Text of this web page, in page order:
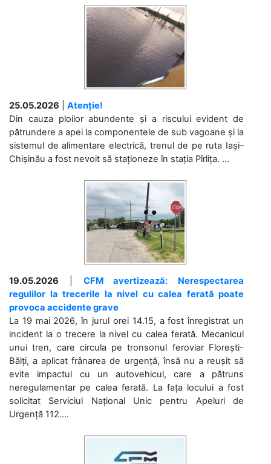
25.05.2026
Atenție!
Din cauza ploilor abundente și a riscului evident de
pătrundere a apei la componentele de sub vagoane și la
sistemul de alimentare electrică, trenul de pe ruta Iași–
Chișinău a fost nevoit să staționeze în stația Pîrlița. ...
19.05.2026
CFM avertizează: Nerespectarea
regulilor la trecerile la nivel cu calea ferată poate
provoca accidente grave
La 19 mai 2026, în jurul orei 14.15, a fost înregistrat un
incident la o trecere la nivel cu calea ferată. Mecanicul
unui tren, care circula pe tronsonul feroviar Florești-
Bălți, a aplicat frânarea de urgență, însă nu a reușit să
evite impactul cu un autovehicul, care a pătruns
neregulamentar pe calea ferată. La fața locului a fost
solicitat Serviciul Național Unic pentru Apeluri de
Urgență 112....